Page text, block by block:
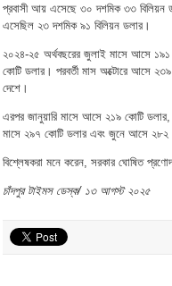
প্রবাসী আয় এসেছে ৩০ দশমিক ৩৩ বিলিয়ন
এসেছিল ২৩ দশমিক ৯১ বিলিয়ন ডলার।
২০২৪-২৫ অর্থবছরের জুলাই মাসে আসে
কোটি ডলার। পরবর্তী মাস অক্টোরে আসে
দেশে।
এরপর জানুয়ারি মাসে আসে ২১৯ কোটি
মাসে ২৯৭ কোটি ডলার এবং জুনে আসে ২৮২
বিশ্লেষকরা মনে করেন, সরকার ঘোষিত
চাঁদপুর টাইমস ডেস্ক/ ১৩ আগস্ট ২০২৫